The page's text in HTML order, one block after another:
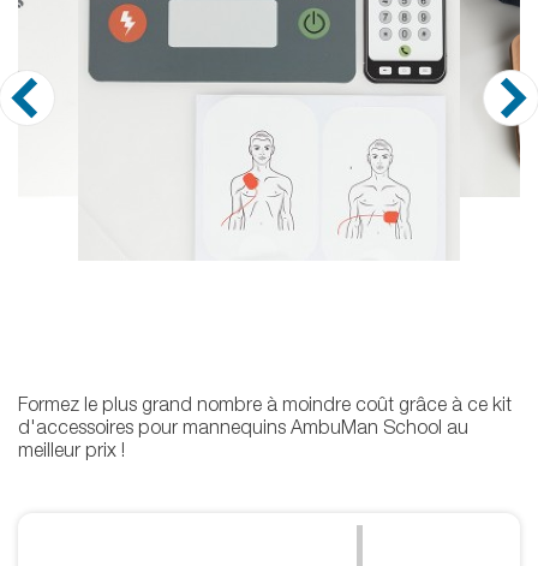
Formez le plus grand nombre à moindre coût grâce à ce kit
d'accessoires pour mannequins AmbuMan School au
meilleur prix !